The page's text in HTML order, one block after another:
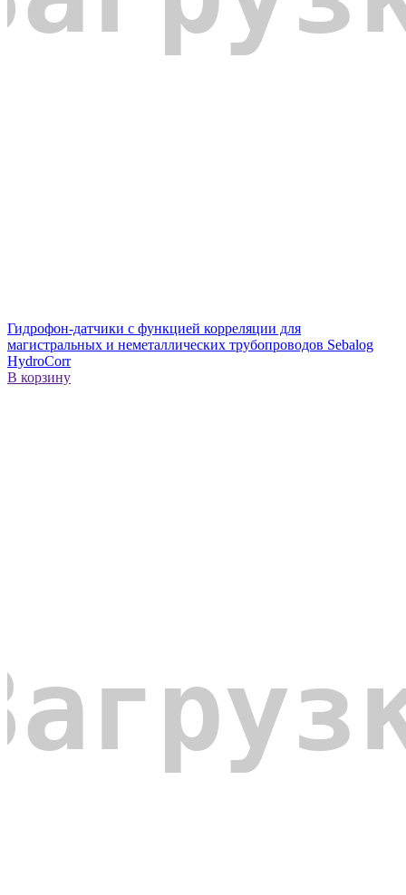
Гидрофон-датчики с функцией корреляции для
магистральных и неметаллических трубопроводов Sebalog
HydroCorr
В корзину